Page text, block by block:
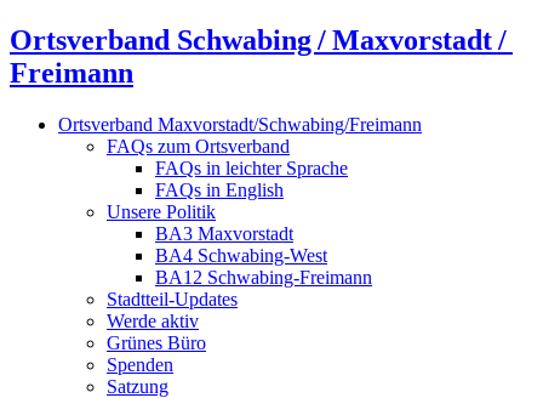
Ortsverband Schwabing / Maxvorstadt ⁠/
Freimann
Ortsverband Maxvorstadt/Schwabing/Freimann
FAQs zum Ortsverband
FAQs in leichter Sprache
FAQs in English
Unsere Politik
BA3 Maxvorstadt
BA4 Schwabing-West
BA12 Schwabing-Freimann
Stadtteil-Updates
Werde aktiv
Grünes Büro
Spenden
Satzung